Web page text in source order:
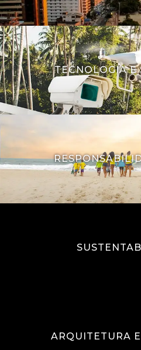
TECNOLOGIA E
ARQUITETURA